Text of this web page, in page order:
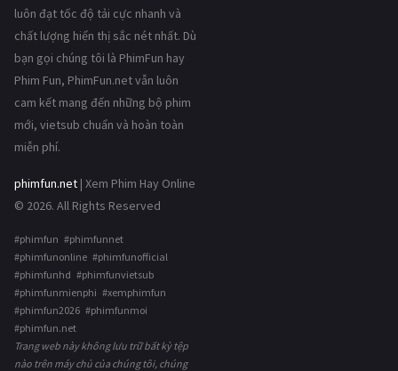
luôn đạt tốc độ tải cực nhanh và
chất lượng hiển thị sắc nét nhất. Dù
bạn gọi chúng tôi là PhimFun hay
Phim Fun, PhimFun.net vẫn luôn
cam kết mang đến những bộ phim
mới, vietsub chuẩn và hoàn toàn
miễn phí.
phimfun.net | Xem Phim Hay Online
© 2026. All Rights Reserved
#phimfun #phimfunnet
#phimfunonline #phimfunofficial
#phimfunhd #phimfunvietsub
#phimfunmienphi #xemphimfun
#phimfun2026 #phimfunmoi
#phimfun.net
Trang web này không lưu trữ bất kỳ tệp
nào trên máy chủ của chúng tôi, chúng